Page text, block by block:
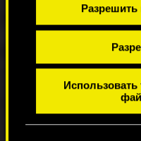
Geforce RTX 3080
Видеопамять: 12
GB. Накопитель: 70
Трассировка
настройки